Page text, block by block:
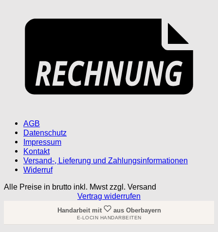
AGB
Datenschutz
Impressum
Kontakt
Versand-, Lieferung und Zahlungsinformationen
Widerruf
Alle Preise in brutto inkl. Mwst zzgl. Versand
Vertrag widerrufen
Handarbeit mit aus Oberbayern
E-LOCIN HANDARBEITEN